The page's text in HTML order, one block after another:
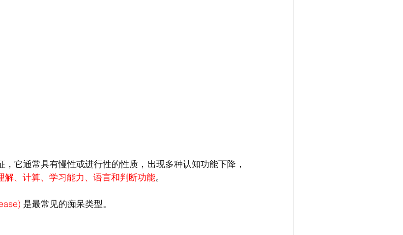
，它通常具有慢性或进行性的性质，出现多种认知功能下降，
解、计算、学习能力、语言和判断功能。
是最常见的痴呆类型。